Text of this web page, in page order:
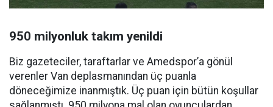
950 milyonluk takım yenildi
Biz gazeteciler, taraftarlar ve Amedspor’a gönül
verenler Van deplasmanından üç puanla
döneceğimize inanmıştık. Üç puan için bütün koşullar